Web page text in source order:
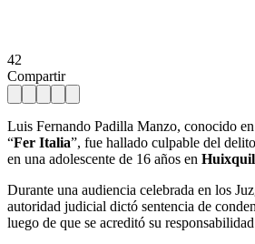
42
Compartir
Luis Fernando Padilla Manzo, conocido
“Fer Italia”, fue hallado culpable del
en una adolescente de 16 años en
Durante una audiencia celebrada en los
autoridad judicial dictó sentencia de
luego de que se acreditó su